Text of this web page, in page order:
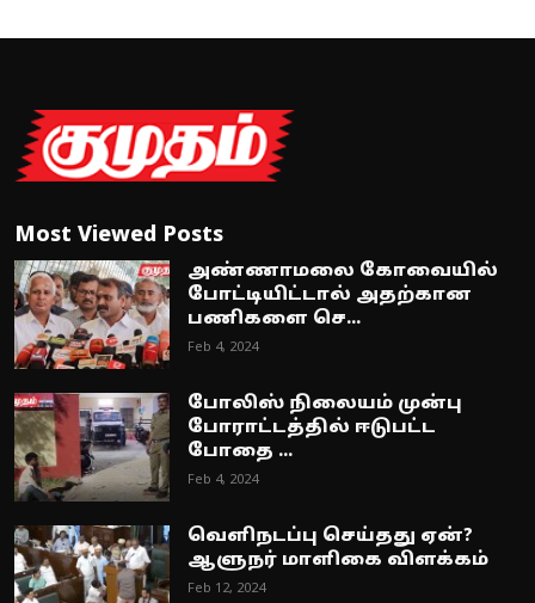
Most Viewed Posts
அண்ணாமலை கோவையில்
போட்டியிட்டால் அதற்கான
பணிகளை செ...
Feb 4, 2024
போலிஸ் நிலையம் முன்பு
போராட்டத்தில் ஈடுபட்ட
போதை ...
Feb 4, 2024
வெளிநடப்பு செய்தது ஏன்?
ஆளுநர் மாளிகை விளக்கம்
Feb 12, 2024